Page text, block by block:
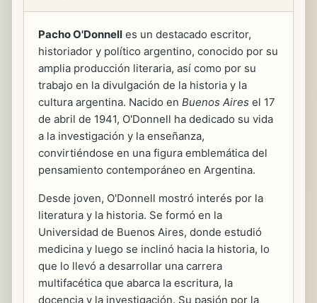
Pacho O'Donnell es un destacado escritor,
historiador y político argentino, conocido por su
amplia producción literaria, así como por su
trabajo en la divulgación de la historia y la
cultura argentina. Nacido en Buenos Aires el 17
de abril de 1941, O'Donnell ha dedicado su vida
a la investigación y la enseñanza,
convirtiéndose en una figura emblemática del
pensamiento contemporáneo en Argentina.
Desde joven, O'Donnell mostró interés por la
literatura y la historia. Se formó en la
Universidad de Buenos Aires, donde estudió
medicina y luego se inclinó hacia la historia, lo
que lo llevó a desarrollar una carrera
multifacética que abarca la escritura, la
docencia y la investigación. Su pasión por la